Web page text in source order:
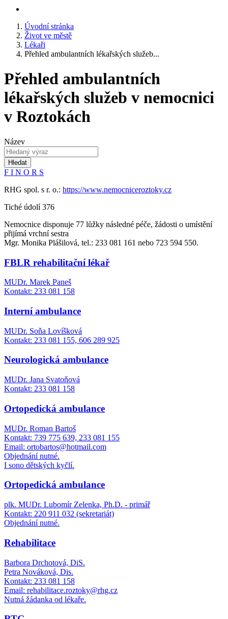
Úvodní stránka
Život ve městě
Lékaři
Přehled ambulantních lékařských služeb...
Přehled ambulantních
lékařských služeb v nemocnici
v Roztokách
Název
Hledat
F I N O R S
RHG spol. s r. o.: https://www.nemocniceroztoky.cz
Tiché údolí 376
Nemocnice disponuje 77 lůžky následné péče, žádosti o umístění
přijímá vrchní sestra
Mgr. Monika Plášilová, tel.: 233 081 161 nebo 723 594 550.
FBLR rehabilitační lékař
MUDr. Marek Paneš
Kontakt: 233 081 158
Interní ambulance
MUDr. Soňa Lovíšková
Kontakt: 233 081 155, 606 289 925
Neurologická ambulance
MUDr. Jana Svatoňová
Kontakt: 233 081 158
Ortopedická ambulance
MUDr. Roman Bartoš
Kontakt: 739 775 639, 233 081 155
Email: ortobartos@hotmail.com
Objednání nutné.
I sono dětských kyčlí.
Ortopedická ambulance
plk. MUDr. Lubomír Zelenka, Ph.D. - primář
Kontakt: 220 911 032 (sekretariát)
Objednání nutné.
Rehabilitace
Barbora Drchotová, DiS.
Petra Nováková, Dis.
Kontakt: 233 081 158
Email: rehabilitace.roztoky@rhg.cz
Nutná žádanka od lékaře.